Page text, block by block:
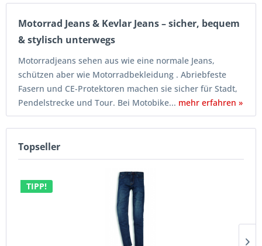
Motorrad Jeans & Kevlar Jeans – sicher, bequem
& stylisch unterwegs
Motorradjeans sehen aus wie eine normale Jeans,
schützen aber wie Motorradbekleidung . Abriebfeste
Fasern und CE-Protektoren machen sie sicher für Stadt,
Pendelstrecke und Tour. Bei Motobike... mehr erfahren »
Topseller
TIPP!